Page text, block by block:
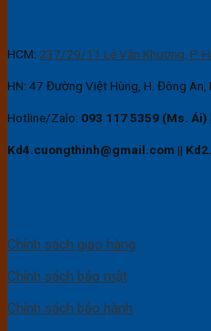
HCM: 237/29/11 Lê Văn Khương, P.
HN: 47 Đường Việt Hùng, H. Đông An,
Hotline/Zalo: 093 117 5359 (Ms. Ái)
Kd4.cuongthinh@gmail.com ||
Chính sách giao hàng
Chính sách bảo mật
Chính sách bảo hành